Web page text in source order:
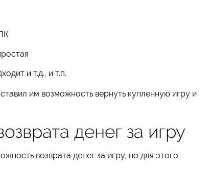
и т.д., и т.п.
им возможность вернуть купленную игру и
денег за игру
возврата денег за игру, но для этого